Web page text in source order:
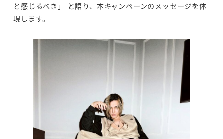
と感じるべき」 と語り、本キャンペーンのメッセージを体
現します。